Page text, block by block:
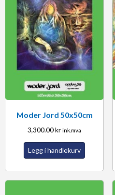
Moder Jord 50x50cm
3,300.00kr ink.mva
Legg i handlekurv